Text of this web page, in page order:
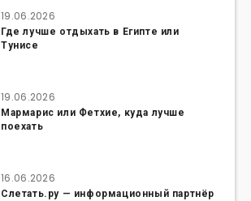
19.06.2026
Где лучше отдыхать в Египте или
Тунисе
19.06.2026
Мармарис или Фетхие, куда лучше
поехать
16.06.2026
Слетать.ру — информационный партнёр